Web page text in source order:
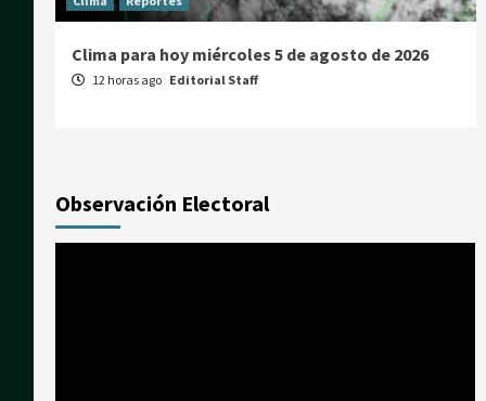
Clima para hoy miércoles 5 de agosto de 2026
12 horas ago Editorial Staff
Observación Electoral